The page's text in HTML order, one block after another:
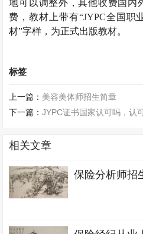
地可以调整外，其他收费国内
费，教材上带有“JYPC全国职
材”字样，为正式出版教材。
标签
上一篇： 美容美体师招生简章
下一篇：JYPC证书国家认可吗，认
相关文章
保险分析师招